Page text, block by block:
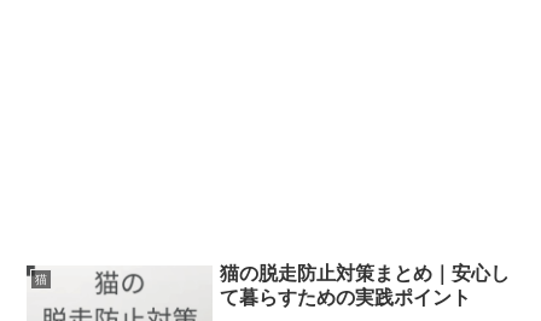
猫
猫の脱走防止対策まとめ｜安心し
て暮らすための実践ポイント